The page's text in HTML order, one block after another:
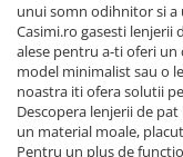
unui somn odihnitor si
Casimi.ro gasesti lenjerii
alese pentru a-ti oferi
model minimalist sau o
noastra iti ofera solutii
Descopera lenjerii de
un material moale,
Pentru un plus de